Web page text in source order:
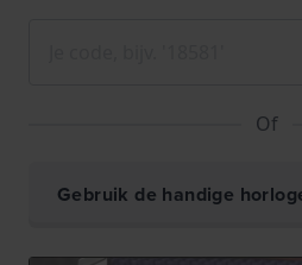
Of
Gebruik de handige